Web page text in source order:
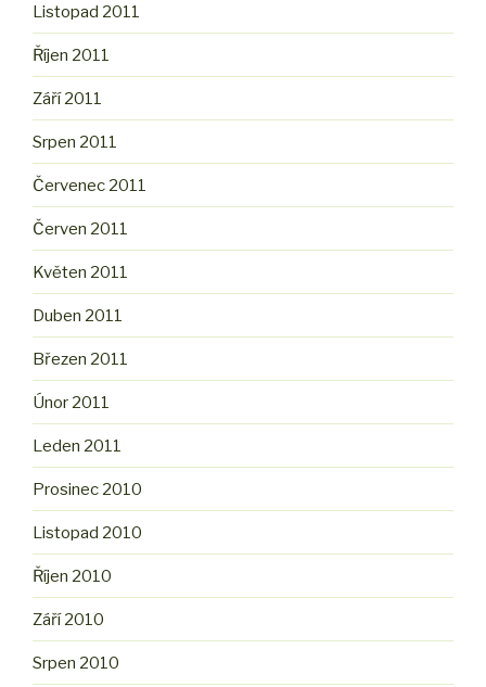
Listopad 2011
Říjen 2011
Září 2011
Srpen 2011
Červenec 2011
Červen 2011
Květen 2011
Duben 2011
Březen 2011
Únor 2011
Leden 2011
Prosinec 2010
Listopad 2010
Říjen 2010
Září 2010
Srpen 2010